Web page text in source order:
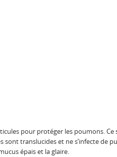
pour protéger les poumons. Ce
sont translucides et ne s’infecte de
épais et la glaire.